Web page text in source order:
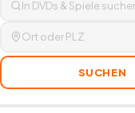
SUCHEN